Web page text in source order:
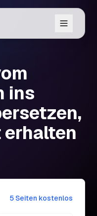
ins
erhalten
5 Seiten kostenlos